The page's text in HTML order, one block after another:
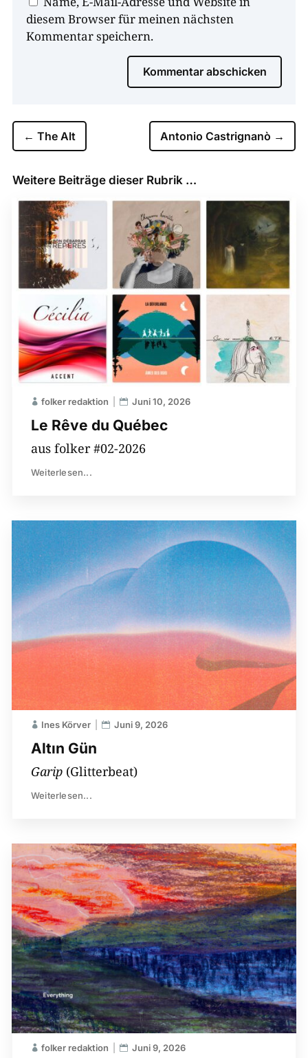
diesem Browser für meinen nächsten
Kommentar speichern.
Kommentar abschicken
← The Alt Antonio Castrignanò →
Weitere Beiträge dieser Rubrik …
Le Rêve du Québec
folker redaktion Juni 10, 2026
aus folker #02-2026
Weiterlesen...
Altın Gün
Ines Körver Juni 9, 2026
Garip(Glitterbeat)
Weiterlesen...
folker redaktion Juni 9, 2026